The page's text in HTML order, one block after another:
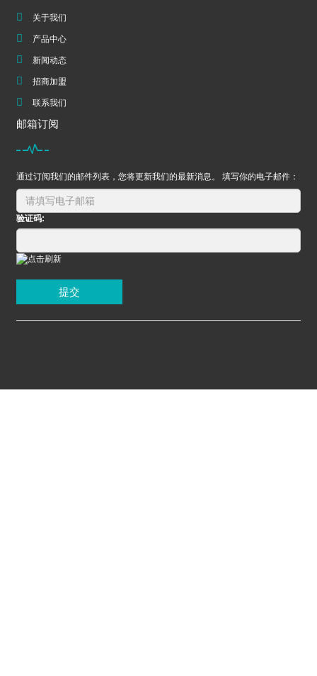
关于我们
产品中心
新闻动态
招商加盟
联系我们
邮箱订阅
通过订阅我们的邮件列表，您将更新我们的最新消息。 填写你的电子邮件：
验证码:
提交